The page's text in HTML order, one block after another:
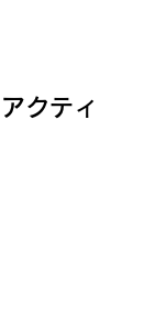
クティ